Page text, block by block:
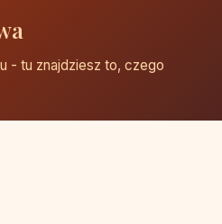
- tu znajdziesz to, czego